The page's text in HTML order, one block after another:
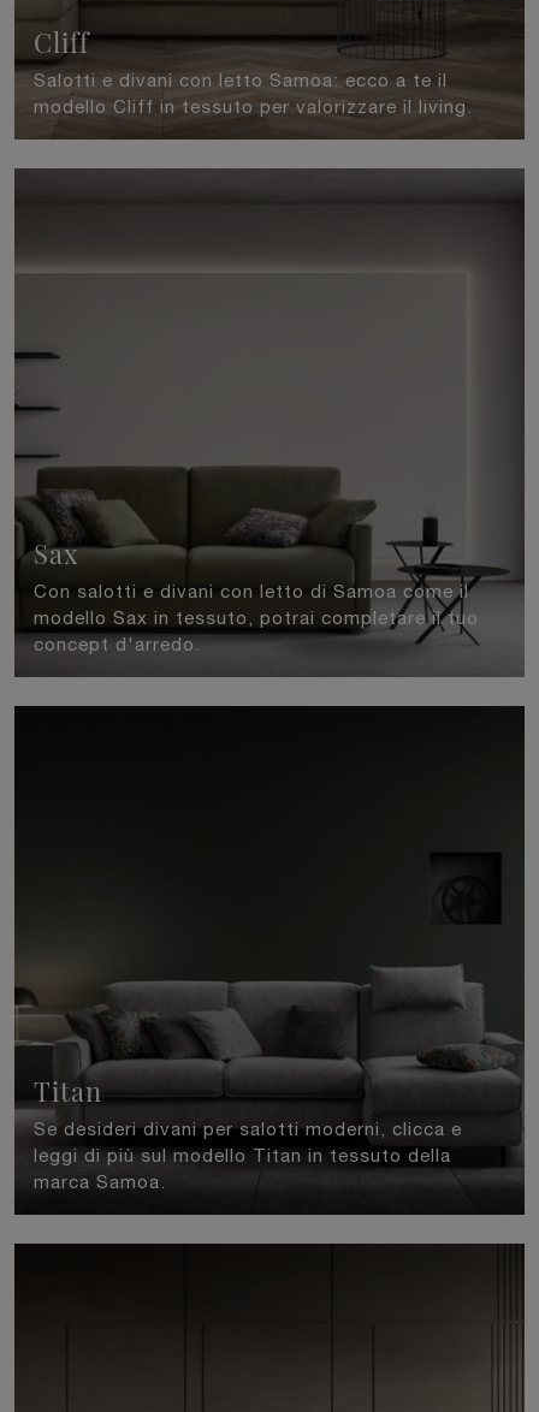
Cliff
Salotti e divani con letto Samoa: ecco a te il
modello Cliff in tessuto per valorizzare il living.
Sax
Con salotti e divani con letto di Samoa come il
modello Sax in tessuto, potrai completare il tuo
concept d'arredo.
Titan
Se desideri divani per salotti moderni, clicca e
leggi di più sul modello Titan in tessuto della
marca Samoa.